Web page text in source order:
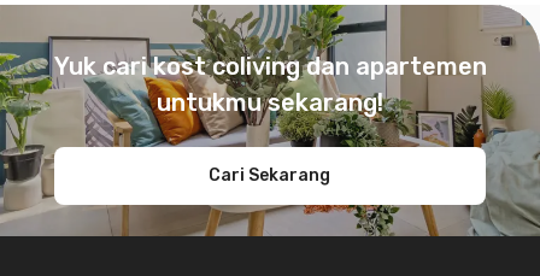
Yuk cari kost coliving dan apartemen
untukmu sekarang!
Cari Sekarang